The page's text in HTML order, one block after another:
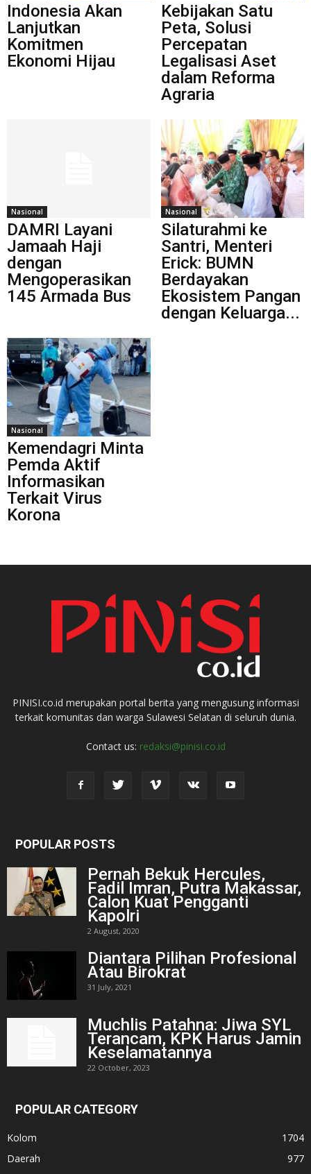
Indonesia Akan
Lanjutkan
Komitmen
Ekonomi Hijau
Kebijakan Satu
Peta, Solusi
Percepatan
Legalisasi Aset
dalam Reforma
Agraria
Nasional
DAMRI Layani
Jamaah Haji
dengan
Mengoperasikan
145 Armada Bus
Nasional
Silaturahmi ke
Santri, Menteri
Erick: BUMN
Berdayakan
Ekosistem Pangan
dengan Keluarga...
Nasional
Kemendagri Minta
Pemda Aktif
Informasikan
Terkait Virus
Korona
PINISI.co.id merupakan portal berita yang mengusung informasi
terkait komunitas dan warga Sulawesi Selatan di seluruh dunia.
Contact us: redaksi@pinisi.co.id
POPULAR POSTS
Pernah Bekuk Hercules,
Fadil Imran, Putra Makassar,
Calon Kuat Pengganti
Kapolri
2 August, 2020
Diantara Pilihan Profesional
Atau Birokrat
31 July, 2021
Muchlis Patahna: Jiwa SYL
Terancam, KPK Harus Jamin
Keselamatannya
22 October, 2023
POPULAR CATEGORY
Kolom
1704
Daerah
977